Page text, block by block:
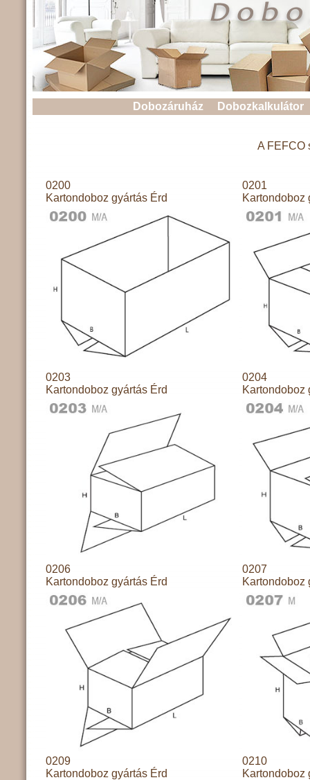
Dobozáruház Dobozkalkulátor
A FEFCO
0200
Kartondoboz gyártás Érd
0201
Kartondoboz
0203
Kartondoboz gyártás Érd
0204
Kartondoboz
0206
Kartondoboz gyártás Érd
0207
Kartondoboz
0209
Kartondoboz gyártás Érd
0210
Kartondoboz